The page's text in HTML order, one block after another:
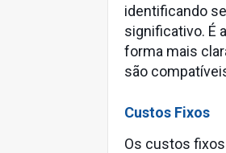
identificando
significativo. É
forma mais
são
Custos Fixos
Os custos